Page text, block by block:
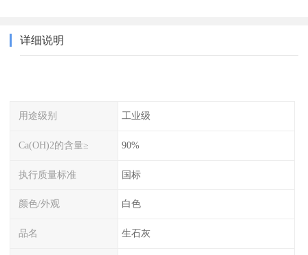
详细说明
用途级别 工业级
Ca(OH)2的含量≥ 90%
执行质量标准 国标
颜色/外观 白色
品名 生石灰